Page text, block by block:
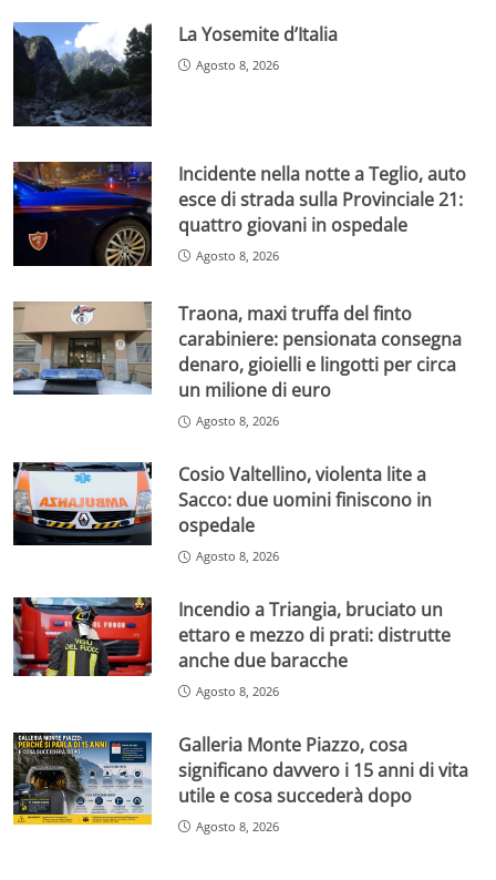
La Yosemite d’Italia
Agosto 8, 2026
Incidente nella notte a Teglio, auto
esce di strada sulla Provinciale 21:
quattro giovani in ospedale
Agosto 8, 2026
Traona, maxi truffa del finto
carabiniere: pensionata consegna
denaro, gioielli e lingotti per circa
un milione di euro
Agosto 8, 2026
Cosio Valtellino, violenta lite a
Sacco: due uomini finiscono in
ospedale
Agosto 8, 2026
Incendio a Triangia, bruciato un
ettaro e mezzo di prati: distrutte
anche due baracche
Agosto 8, 2026
Galleria Monte Piazzo, cosa
significano davvero i 15 anni di vita
utile e cosa succederà dopo
Agosto 8, 2026